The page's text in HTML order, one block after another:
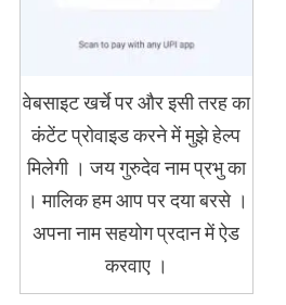
वेबसाइट खर्चे पर और इसी तरह का
कंटेंट प्रोवाइड करने में मुझे हेल्प
मिलेगी । जय गुरुदेव नाम प्रभु का
। मालिक हम आप पर दया बरसे ।
अपना नाम सहयोग प्रदान में ऐड
करवाए ।